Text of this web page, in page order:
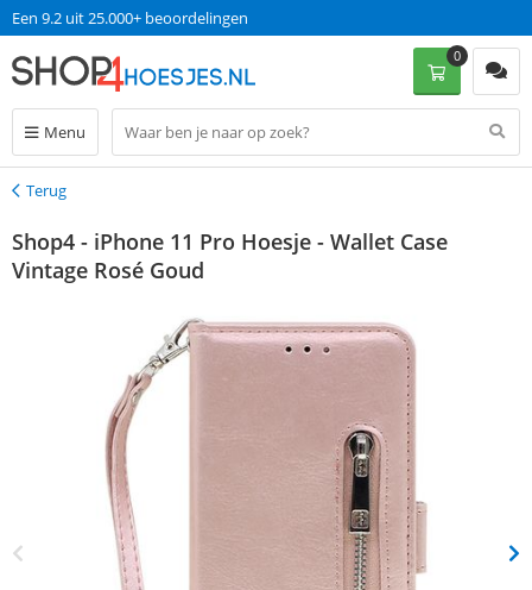
Een 9.2 uit 25.000+ beoordelingen
Menu
0
Terug
Terug
Shop4 - iPhone 11 Pro Hoesje - Wallet Case
Vintage Rosé Goud